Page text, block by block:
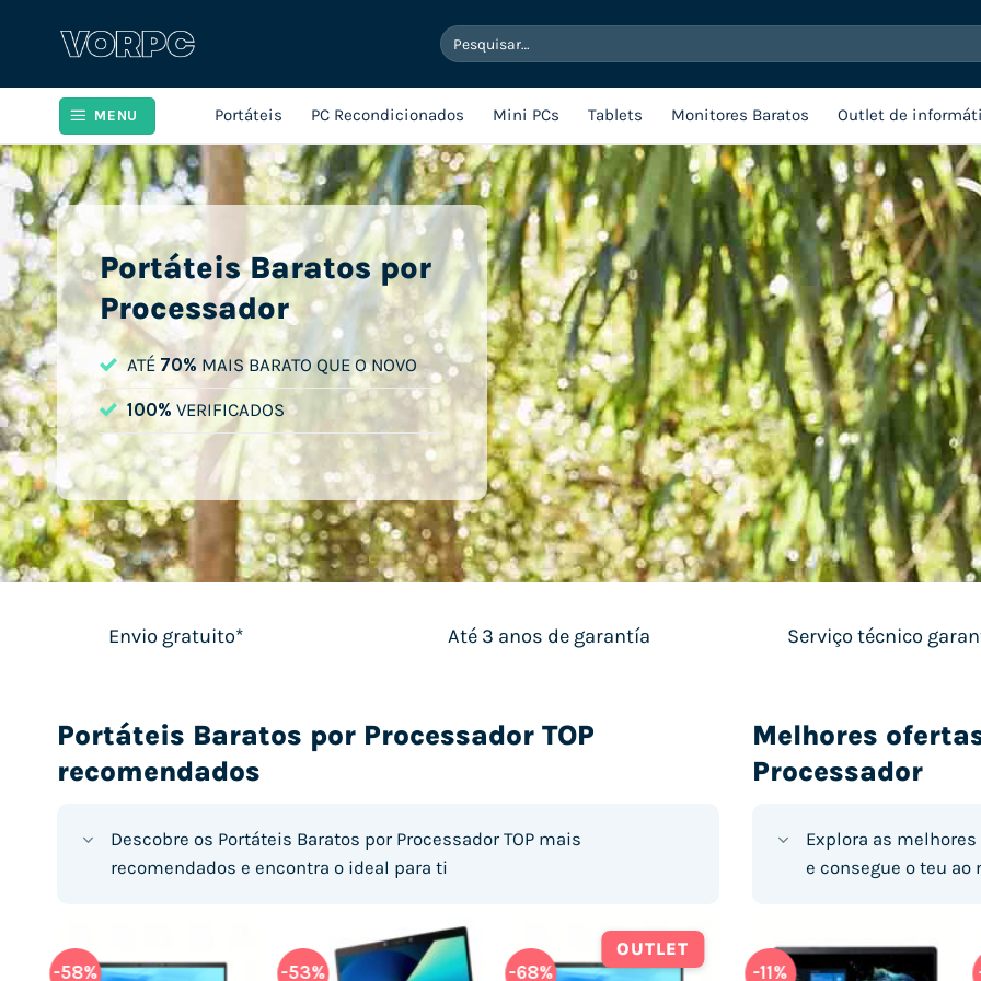
Pesquisar
por:
MENU Portáteis PC Recondicionados Mini PCs Tablets Monitores Baratos Outlet de
Portáteis Baratos por
Processador
ATÉ 70% MAIS BARATO QUE O NOVO
100% VERIFICADOS
Envio gratuito* Até 3 anos de garantía Serviço técnico
Portáteis Baratos por Processador TOP
recomendados
Descobre os Portáteis Baratos por Processador TOP mais
recomendados e encontra o ideal para ti
-58% -53% -68%
OUTLET
-75%
Melhores
Processador
Explora as
e consegue o teu ao
-11%
-24% -23% -13%